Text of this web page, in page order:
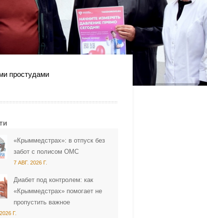
простудами
«Крыммедстрах»: в отпуск без
забот с полисом ОМС
7 АВГ. 2026 Г.
Диабет под контролем: как
«Крыммедстрах» помогает не
пропустить важное
Г.